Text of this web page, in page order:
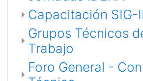
Capacitación SIG-
Grupos Técnicos
Trabajo
Foro General -